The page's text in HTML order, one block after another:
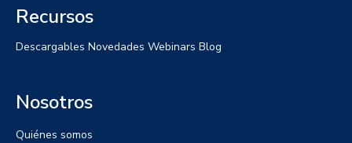
Recursos
Descargables Novedades Webinars Blog
Nosotros
Quiénes somos